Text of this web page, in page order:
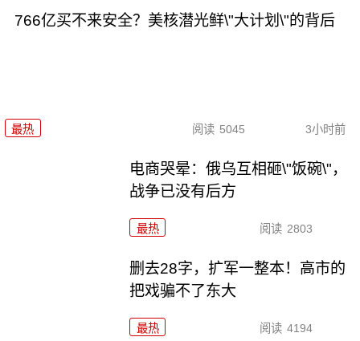
766亿买不来安全？美核潜光鲜\"大计划\"的背后
最热 阅读 5045 3小时前
电商哭晕：俄乌互相砸\"饭碗\"，
战争已没有后方
最热 阅读 2803
删去28字，扩军一整本！高市的
把戏骗不了东大
最热 阅读 4194